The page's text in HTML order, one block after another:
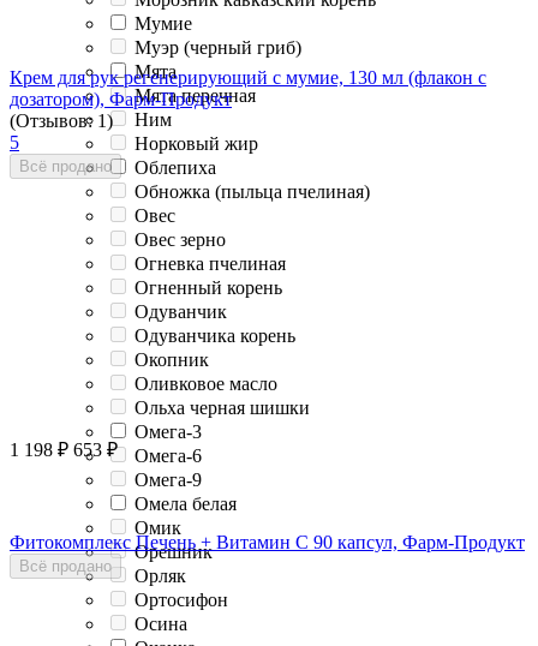
Мумие
Муэр (черный гриб)
Мята
Мята перечная
Ним
Норковый жир
Облепиха
Обножка (пыльца пчелиная)
Овес
Овес зерно
Огневка пчелиная
Огненный корень
Одуванчик
Одуванчика корень
Окопник
Оливковое масло
Ольха черная шишки
Омега-3
Омега-6
Омега-9
Омела белая
Омик
Орешник
Орляк
Ортосифон
Осина
Крем для рук регенерирующий с мумие, 130 мл (флакон с
дозатором), Фарм-Продукт
(Отзывов: 1)
5
Всё продано
1 198 ₽ 653 ₽
Фитокомплекс Печень + Витамин С 90 капсул, Фарм-Продукт
Всё продано